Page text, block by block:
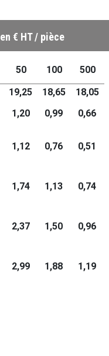
en € HT / pièce
50 100 500
19,25 18,65
18,05
1,20 0,99
0,66
1,12 0,76 0,51
1,74 1,13 0,74
2,37 1,50 0,96
2,99 1,88 1,19